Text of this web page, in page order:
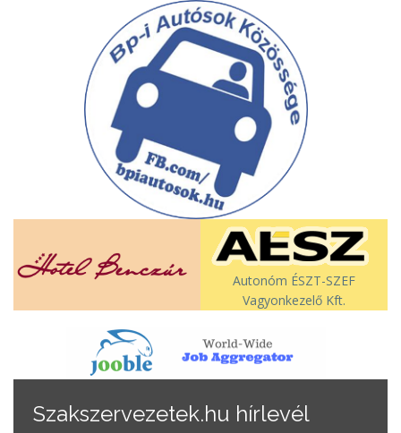
Autonóm ÉSZT-SZEF
Vagyonkezelő Kft.
Szakszervezetek.hu hírlevél